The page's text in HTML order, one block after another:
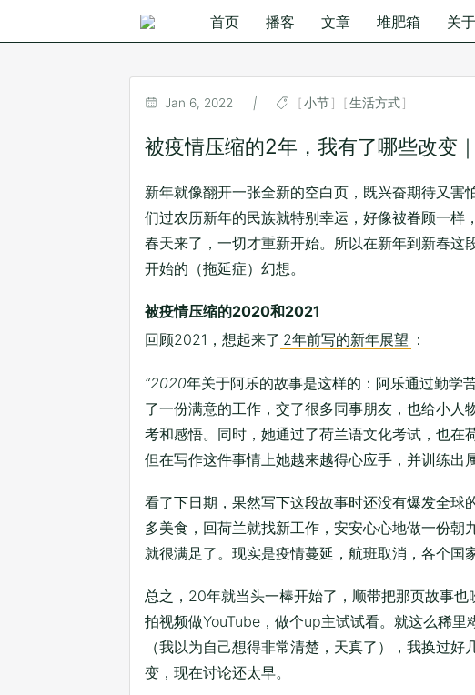
首页 播客 文章 堆肥箱 关于
Jan 6, 2022 | 小节 生活方式
被疫情压缩的2年，我有了哪些改变
新年就像翻开一张全新的空白页，既兴奋期待又
们过农历新年的民族就特别幸运，好像被眷顾一
春天来了，一切才重新开始。所以在新年到新春
开始的（拖延症）幻想。
被疫情压缩的2020和2021
回顾2021，想起来了 2年前写的新年展望 ：
“2020年关于阿乐的故事是这样的：阿乐通过勤学
了一份满意的工作，交了很多同事朋友，也给小
考和感悟。同时，她通过了荷兰语文化考试，也在
但在写作这件事情上她越来越得心应手，并训练出
看了下日期，果然写下这段故事时还没有爆发全
多美食，回荷兰就找新工作，安安心心地做一份
就很满足了。现实是疫情蔓延，航班取消，各个国
总之，20年就当头一棒开始了，顺带把那页故事
拍视频做YouTube，做个up主试试看。就这么稀
（我以为自己想得非常清楚，天真了），我换过
变，现在讨论还太早。